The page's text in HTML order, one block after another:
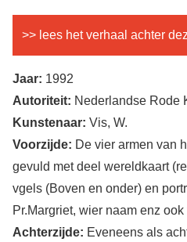
>> lees het verhaal achter
Jaar: 1992
Autoriteit: Nederlandse Rode
Kunstenaar: Vis, W.
Voorzijde: De vier armen van
gevuld met deel wereldkaart
vgels (Boven en onder) en
Pr.Margriet, wier naam enz ook
Achterzijde: Eveneens als